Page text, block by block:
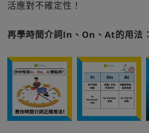
活應對不確定性！
再學時間介詞In、On、At的用法：